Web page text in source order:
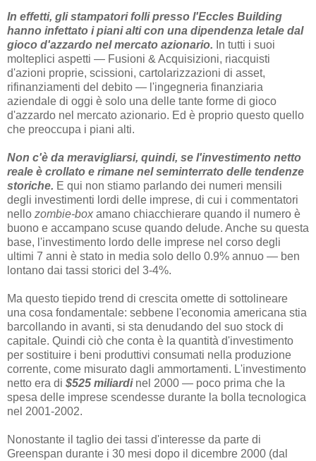
In effetti, gli stampatori folli presso l'Eccles Building
hanno infettato i piani alti con una dipendenza letale dal
gioco d'azzardo nel mercato azionario. In tutti i suoi
molteplici aspetti — Fusioni & Acquisizioni, riacquisti
d'azioni proprie, scissioni, cartolarizzazioni di asset,
rifinanziamenti del debito — l'ingegneria finanziaria
aziendale di oggi è solo una delle tante forme di gioco
d'azzardo nel mercato azionario. Ed è proprio questo quello
che preoccupa i piani alti.
Non c'è da meravigliarsi, quindi, se l'investimento netto
reale è crollato e rimane nel seminterrato delle tendenze
storiche. E qui non stiamo parlando dei numeri mensili
degli investimenti lordi delle imprese, di cui i commentatori
nello zombie-box amano chiacchierare quando il numero è
buono e accampano scuse quando delude. Anche su questa
base, l'investimento lordo delle imprese nel corso degli
ultimi 7 anni è stato in media solo dello 0.9% annuo — ben
lontano dai tassi storici del 3-4%.
Ma questo tiepido trend di crescita omette di sottolineare
una cosa fondamentale: sebbene l'economia americana stia
barcollando in avanti, si sta denudando del suo stock di
capitale. Quindi ciò che conta è la quantità d'investimento
per sostituire i beni produttivi consumati nella produzione
corrente, come misurato dagli ammortamenti. L'investimento
netto era di $525 miliardinel 2000 — poco prima che la
spesa delle imprese scendesse durante la bolla tecnologica
nel 2001-2002.
Nonostante il taglio dei tassi d'interesse da parte di
Greenspan durante i 30 mesi dopo il dicembre 2000 (dal